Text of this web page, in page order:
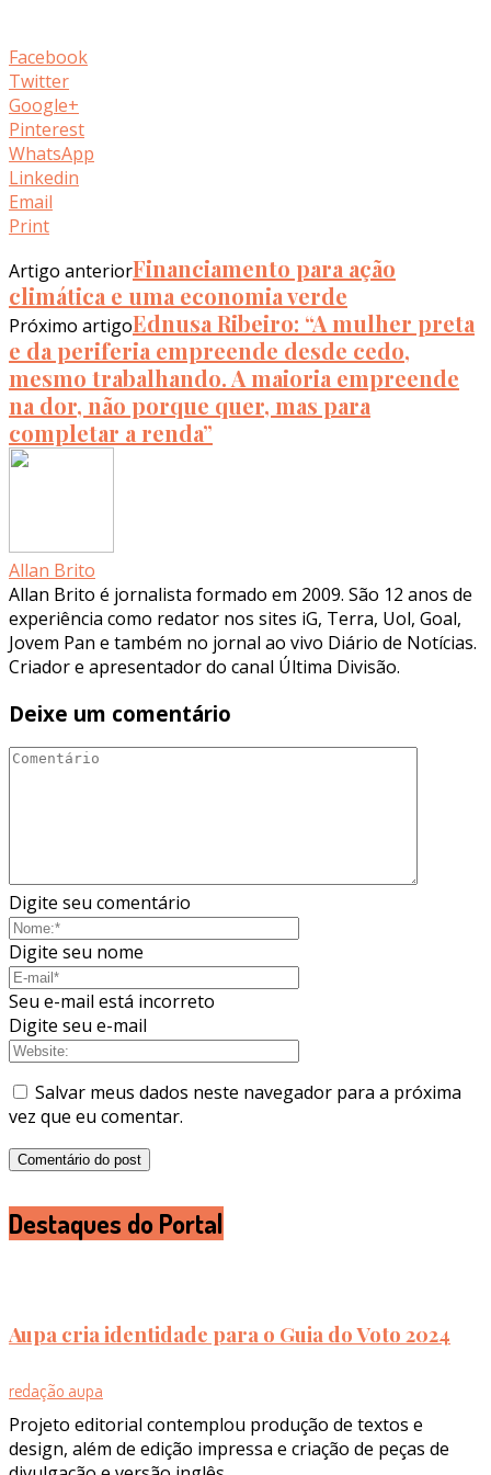
Facebook
Twitter
Google+
Pinterest
WhatsApp
Linkedin
Email
Print
Artigo anteriorFinanciamento para ação
climática e uma economia verde
Próximo artigoEdnusa Ribeiro: “A mulher preta
e da periferia empreende desde cedo,
mesmo trabalhando. A maioria empreende
na dor, não porque quer, mas para
completar a renda”
Allan Brito
Allan Brito é jornalista formado em 2009. São 12 anos de
experiência como redator nos sites iG, Terra, Uol, Goal,
Jovem Pan e também no jornal ao vivo Diário de Notícias.
Criador e apresentador do canal Última Divisão.
Deixe um comentário
Digite seu comentário
Digite seu nome
Seu e-mail está incorreto
Digite seu e-mail
Salvar meus dados neste navegador para a próxima
vez que eu comentar.
Destaques do Portal
Aupa cria identidade para o Guia do Voto 2024
redação aupa
Projeto editorial contemplou produção de textos e
design, além de edição impressa e criação de peças de